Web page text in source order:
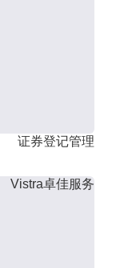
证券登记管理
Vistra卓佳服务